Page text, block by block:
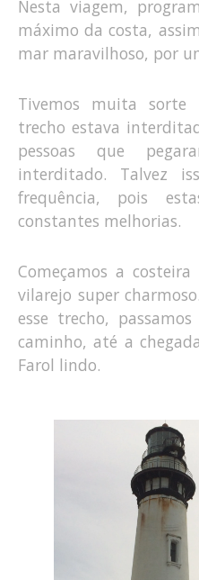
Nesta viagem,
máximo da costa,
mar maravilhoso, por
Tivemos muita sorte
trecho estava
pessoas que
interditado. Talvez
frequência, pois
constantes melhorias.
Começamos a
vilarejo super
esse trecho,
caminho, até a
Farol lindo.